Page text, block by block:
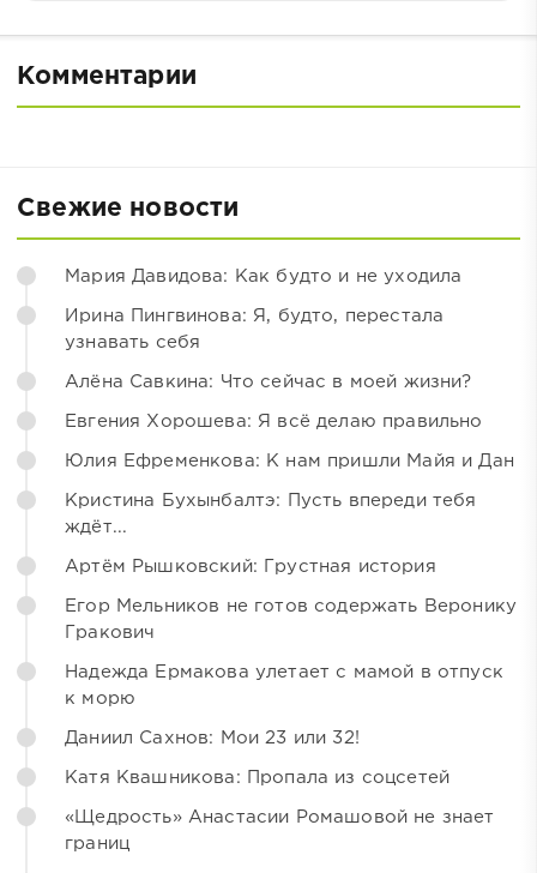
Комментарии
Свежие новости
Мария Давидова: Как будто и не уходила
Ирина Пингвинова: Я, будто, перестала
узнавать себя
Алёна Савкина: Что сейчас в моей жизни?
Евгения Хорошева: Я всё делаю правильно
Юлия Ефременкова: К нам пришли Майя и Дан
Кристина Бухынбалтэ: Пусть впереди тебя
ждёт...
Артём Рышковский: Грустная история
Егор Мельников не готов содержать Веронику
Гракович
Надежда Ермакова улетает с мамой в отпуск
к морю
Даниил Сахнов: Мои 23 или 32!
Катя Квашникова: Пропала из соцсетей
«Щедрость» Анастасии Ромашовой не знает
границ